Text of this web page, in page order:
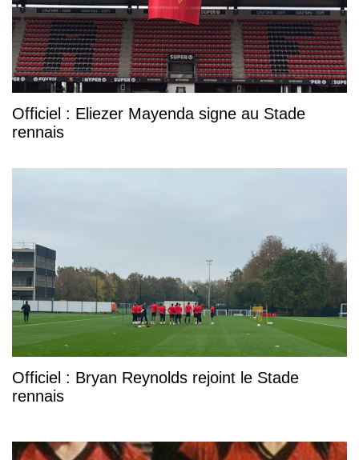
Officiel : Eliezer Mayenda signe au Stade
rennais
Officiel : Bryan Reynolds rejoint le Stade
rennais